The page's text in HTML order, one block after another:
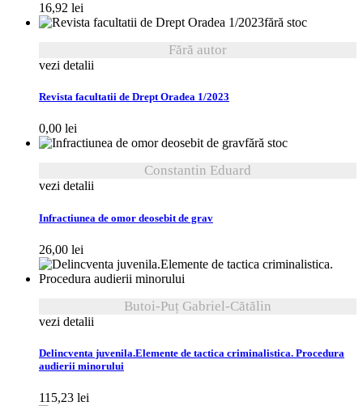
16,92 lei
fără stoc
Fără autor
vezi detalii
Revista facultatii de Drept Oradea 1/2023
0,00 lei
fără stoc
Constantin Eduard
vezi detalii
Infractiunea de omor deosebit de grav
26,00 lei
Butoi-Puț Gabriel-Cătălin
vezi detalii
Delincventa juvenila.Elemente de tactica criminalistica. Procedura
audierii minorului
115,23 lei